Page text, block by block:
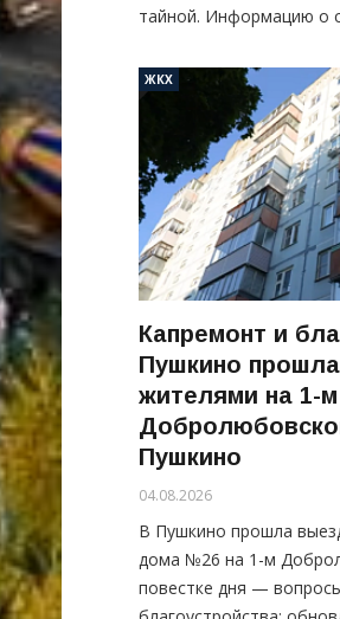
тайной. Информацию о
ЖКХ
Капремонт и
Пушкино
жителями на 1-м
Пушкино
04.08.2026
В Пушкино прошла
дома №26 на 1-м
повестке дня —